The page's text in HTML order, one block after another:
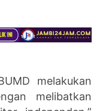
melakukan
melibatkan